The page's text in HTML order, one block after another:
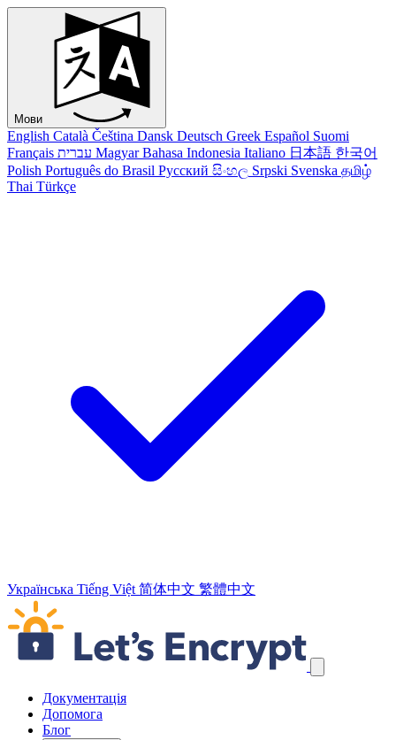
Мови
English Català Čeština Dansk Deutsch Greek Español Suomi
Français עברית Magyar Bahasa Indonesia Italiano 日本語 한국어
Polish Português do Brasil Русский සිංහල Srpski Svenska தமிழ்
Thai Türkçe
Українська Tiếng Việt 简体中文 繁體中文
Пропустити навігаційні посилання
Документація
Допомога
Блог